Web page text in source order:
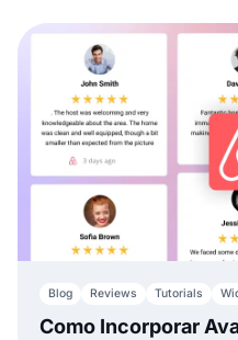
Blog Reviews Tutorials
Como Incorporar